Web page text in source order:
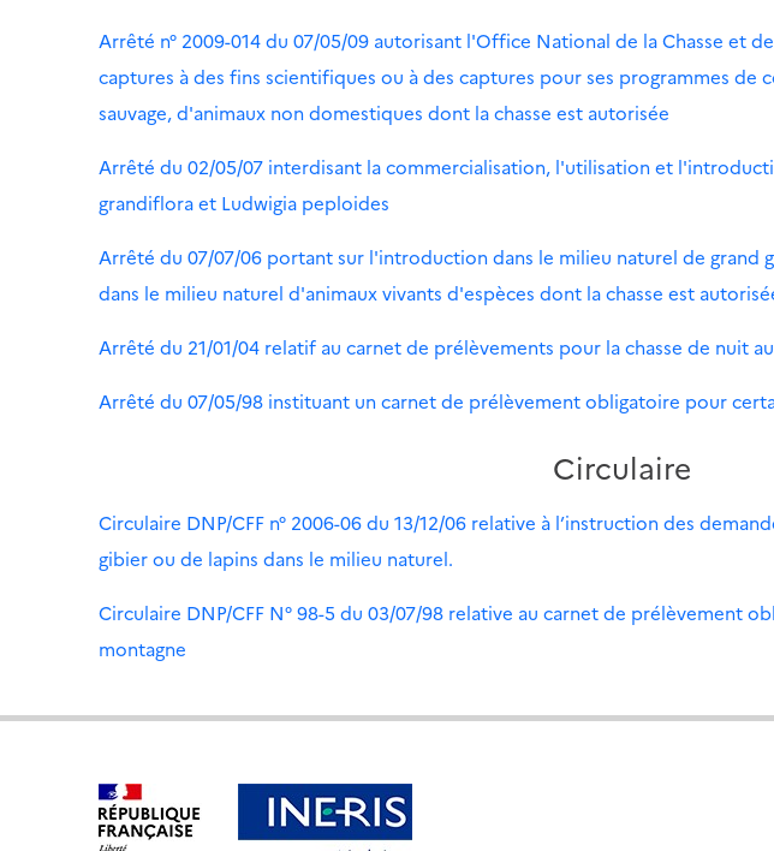
Arrêté n° 2009-014 du 07/05/09 autorisant l'Office National de la Chasse et
captures à des fins scientifiques ou à des captures pour ses programmes de
sauvage, d'animaux non domestiques dont la chasse est autorisée
Arrêté du 02/05/07 interdisant la commercialisation, l'utilisation et
grandiflora et Ludwigia peploides
Arrêté du 07/07/06 portant sur l'introduction dans le milieu naturel de grand
dans le milieu naturel d'animaux vivants d'espèces dont la chasse est
Arrêté du 21/01/04 relatif au carnet de prélèvements pour la chasse de nuit au
Arrêté du 07/05/98 instituant un carnet de prélèvement obligatoire pour
Circulaire
Circulaire DNP/CFF n° 2006-06 du 13/12/06 relative à l’instruction des
gibier ou de lapins dans le milieu naturel.
Circulaire DNP/CFF N° 98-5 du 03/07/98 relative au carnet de prélèvement
montagne